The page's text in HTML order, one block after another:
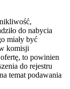
do nabycia
miały być
komisji
to powinien
do rejestru
temat podawania